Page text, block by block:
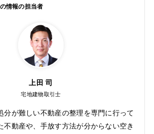
上田 司
宅地建物取引士
分が難しい不動産の整理を専門に行って
不動産や、手放す方法が分からない空き